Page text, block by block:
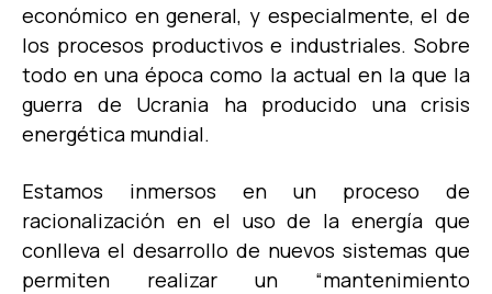
económico en general, y especialmente, el de
los procesos productivos e industriales. Sobre
todo en una época como la actual en la que la
guerra de Ucrania ha producido una crisis
energética mundial.
Estamos inmersos en un proceso de
racionalización en el uso de la energía que
conlleva el desarrollo de nuevos sistemas que
permiten realizar un “mantenimiento